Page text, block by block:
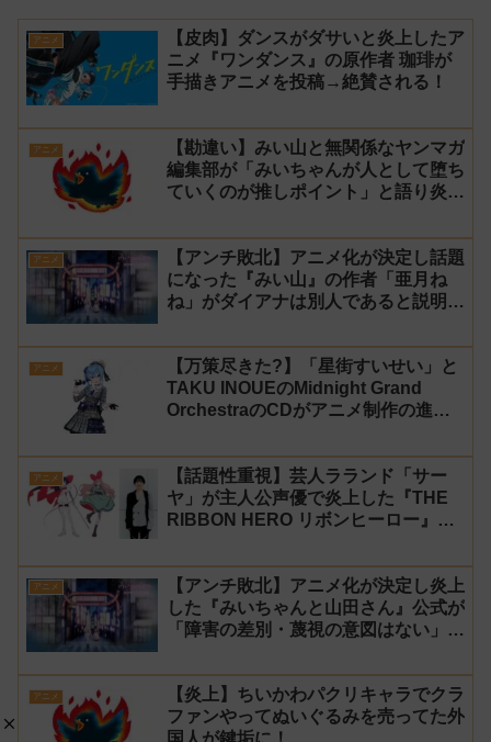
アニメ
【皮肉】ダンスがダサいと炎上したア
ニメ『ワンダンス』の原作者 珈琲が
手描きアニメを投稿→絶賛される！
アニメ
【勘違い】みい山と無関係なヤンマガ
編集部が「みいちゃんが人として堕ち
ていくのが推しポイント」と語り炎上
ス】
アニメ
【アンチ敗北】アニメ化が決定し話題
になった『みい山』の作者「亜月ね
ね」がダイアナは別人であると説明し
アニメ
【万策尽きた?】「星街すいせい」と
TAKU INOUEのMidnight Grand
OrchestraのCDがアニメ制作の進行
アニメ
【話題性重視】芸人ラランド「サー
ヤ」が主人公声優で炎上した『THE
RIBBON HERO リボンヒーロー』に
ンルン」「でびでび・でびる」が出
演！
アニメ
【アンチ敗北】アニメ化が決定し炎上
した『みいちゃんと山田さん』公式が
「障害の差別・蔑視の意図はない」と
アニメ
【炎上】ちいかわパクリキャラでクラ
ファンやってぬいぐるみを売ってた外